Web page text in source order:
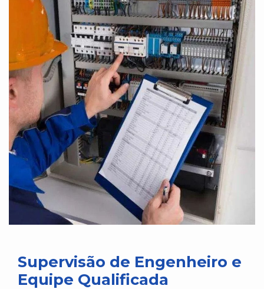
Supervisão de Engenheiro e
Equipe Qualificada